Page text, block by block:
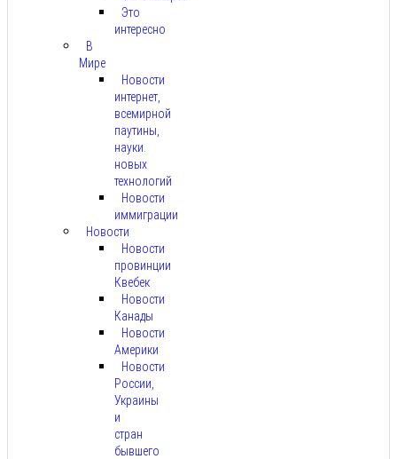
Это
интересно
В
Мире
Новости
интернет,
всемирной
паутины,
науки.
новых
технологий
Новости
иммиграции
Новости
Новости
провинции
Квебек
Новости
Канады
Новости
Америки
Новости
России,
Украины
и
стран
бывшего